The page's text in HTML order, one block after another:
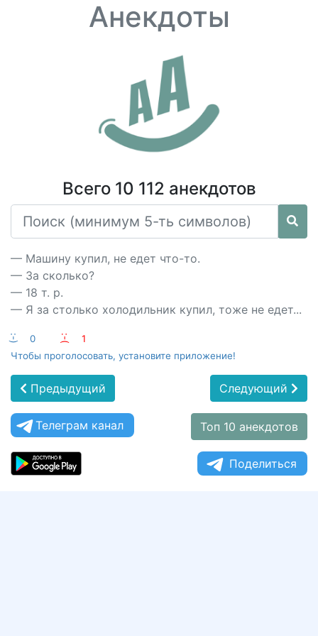
Анекдоты
Всего 10 112 анекдотов
— Машину купил, не едет что-то.
— За сколько?
— 18 т. р.
— Я за столько холодильник купил, тоже не едет...
:-) 0 :-(
1
Чтобы проголосовать, установите приложение!
Предыдущий Следующий
Телеграм канал Топ 10 анекдотов
Поделиться